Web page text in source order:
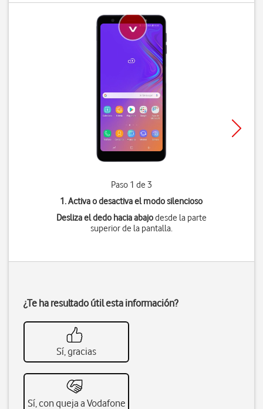
Paso 1 de 3
1. Activa o desactiva el modo silencioso
Desliza el dedo hacia abajodesde la parte
superior de la pantalla.
¿Te ha resultado útil esta información?
Sí, gracias
Sí, con queja a Vodafone